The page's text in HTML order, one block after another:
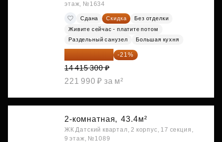
этаж, №1634
Сдана Скидка
Без отделки
Живите сейчас - платите потом
Раздельный санузел
Большая кухня
11 388 087 ₽ -21%
14 415 300 ₽
221 990 ₽ за м²
2-комнатная, 43.4м²
ЖК Датский квартал, 2 корпус, 17 секция,
9 этаж, №1089